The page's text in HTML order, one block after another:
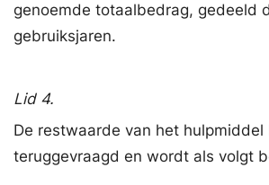
genoemde totaalbedrag, gedeeld
gebruiksjaren.
Lid 4.
De restwaarde van het hulpmiddel
teruggevraagd en wordt als volgt